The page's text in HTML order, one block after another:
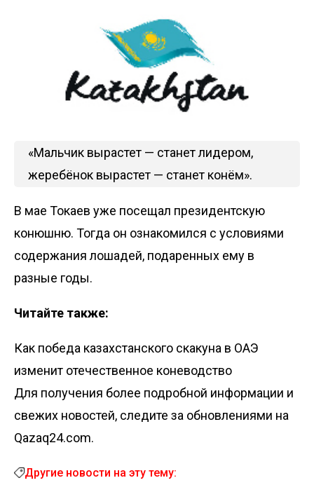
«Мальчик вырастет — станет лидером,
жеребёнок вырастет — станет конём».
В мае Токаев уже посещал президентскую
конюшню. Тогда он ознакомился с условиями
содержания лошадей, подаренных ему в
разные годы.
Читайте также:
Как победа казахстанского скакуна в ОАЭ
изменит отечественное коневодство
Для получения более подробной информации и
свежих новостей, следите за обновлениями на
Qazaq24.com.
Другие новости на эту тему: